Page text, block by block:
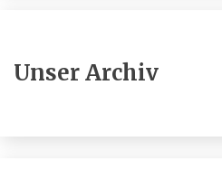
Unser Archiv